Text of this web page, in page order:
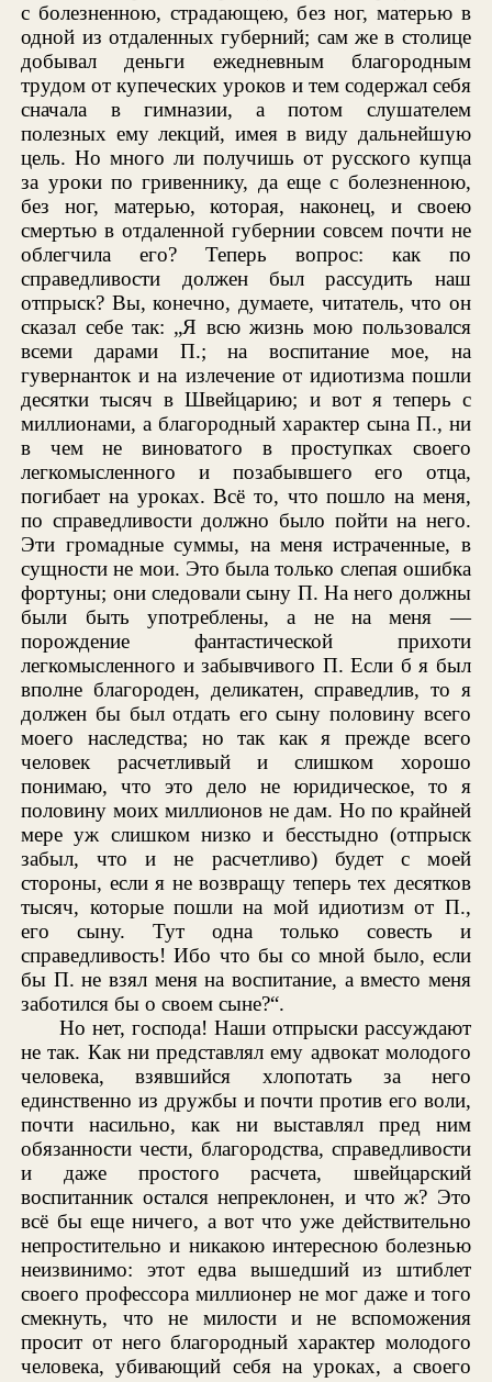
с болезненною, страдающею, без ног, матерью в
одной из отдаленных губерний; сам же в столице
добывал деньги ежедневным благородным
трудом от купеческих уроков и тем содержал себя
сначала в гимназии, а потом слушателем
полезных ему лекций, имея в виду дальнейшую
цель. Но много ли получишь от русского купца
за уроки по гривеннику, да еще с болезненною,
без ног, матерью, которая, наконец, и своею
смертью в отдаленной губернии совсем почти не
облегчила его? Теперь вопрос: как по
справедливости должен был рассудить наш
отпрыск? Вы, конечно, думаете, читатель, что он
сказал себе так: „Я всю жизнь мою пользовался
всеми дарами П.; на воспитание мое, на
гувернанток и на излечение от идиотизма пошли
десятки тысяч в Швейцарию; и вот я теперь с
миллионами, а благородный характер сына П., ни
в чем не виноватого в проступках своего
легкомысленного и позабывшего его отца,
погибает на уроках. Всё то, что пошло на меня,
по справедливости должно было пойти на него.
Эти громадные суммы, на меня истраченные, в
сущности не мои. Это была только слепая ошибка
фортуны; они следовали сыну П. На него должны
были быть употреблены, а не на меня —
порождение фантастической прихоти
легкомысленного и забывчивого П. Если б я был
вполне благороден, деликатен, справедлив, то я
должен бы был отдать его сыну половину всего
моего наследства; но так как я прежде всего
человек расчетливый и слишком хорошо
понимаю, что это дело не юридическое, то я
половину моих миллионов не дам. Но по крайней
мере уж слишком низко и бесстыдно (отпрыск
забыл, что и не расчетливо) будет с моей
стороны, если я не возвращу теперь тех десятков
тысяч, которые пошли на мой идиотизм от П.,
его сыну. Тут одна только совесть и
справедливость! Ибо что бы со мной было, если
бы П. не взял меня на воспитание, а вместо меня
заботился бы о своем сыне?“.
Но нет, господа! Наши отпрыски рассуждают
не так. Как ни представлял ему адвокат молодого
человека, взявшийся хлопотать за него
единственно из дружбы и почти против его воли,
почти насильно, как ни выставлял пред ним
обязанности чести, благородства, справедливости
и даже простого расчета, швейцарский
воспитанник остался непреклонен, и что ж? Это
всё бы еще ничего, а вот что уже действительно
непростительно и никакою интересною болезнью
неизвинимо: этот едва вышедший из штиблет
своего профессора миллионер не мог даже и того
смекнуть, что не милости и не вспоможения
просит от него благородный характер молодого
человека, убивающий себя на уроках, а своего